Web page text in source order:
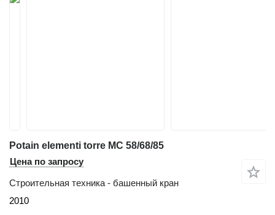
Potain elementi torre MC 58/68/85
Цена по запросу
Строительная техника - башенный кран
2010